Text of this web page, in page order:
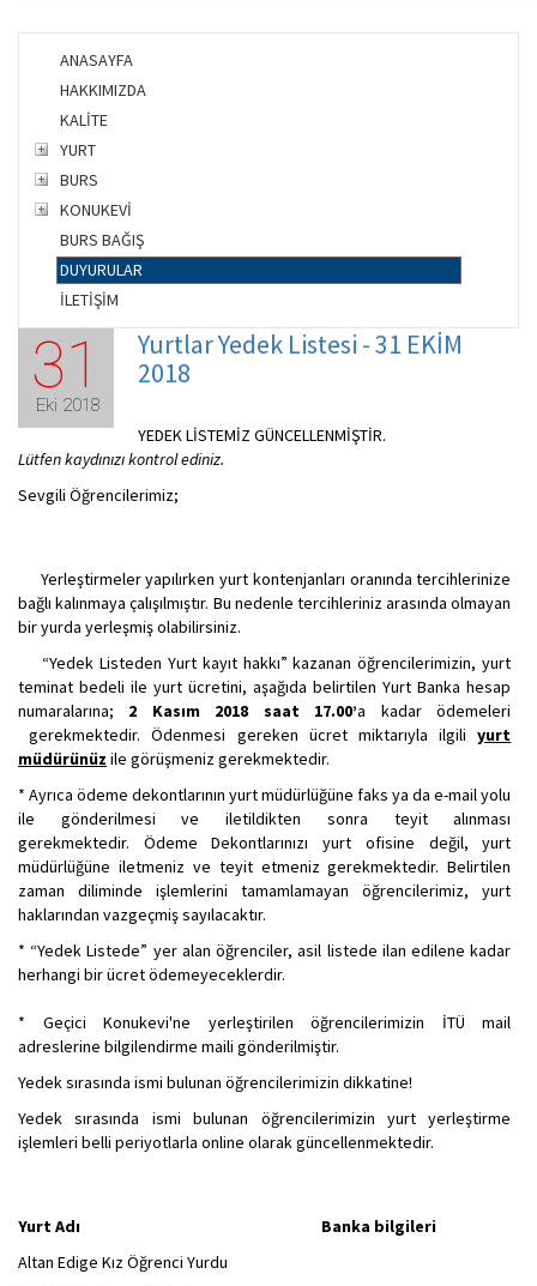
ANASAYFA
HAKKIMIZDA
KALİTE
YURT
BURS
KONUKEVİ
BURS BAĞIŞ
DUYURULAR
İLETİŞİM
31
Eki 2018
Yurtlar Yedek Listesi - 31 EKİM
2018
YEDEK LİSTEMİZ GÜNCELLENMİŞTİR.
Lütfen kaydınızı kontrol ediniz.
Sevgili Öğrencilerimiz;
Yerleştirmeler yapılırken yurt kontenjanları oranında tercihlerinize
bağlı kalınmaya çalışılmıştır. Bu nedenle tercihleriniz arasında olmayan
bir yurda yerleşmiş olabilirsiniz.
“Yedek Listeden Yurt kayıt hakkı” kazanan öğrencilerimizin, yurt
teminat bedeli ile yurt ücretini, aşağıda belirtilen Yurt Banka hesap
numaralarına; 2 Kasım 2018 saat 17.00’a kadar ödemeleri
gerekmektedir. Ödenmesi gereken ücret miktarıyla ilgiliyurt
müdürünüz ile görüşmeniz gerekmektedir.
* Ayrıca ödeme dekontlarının yurt müdürlüğüne faks ya da e-mail yolu
ile gönderilmesi ve iletildikten sonra teyit alınması
gerekmektedir. Ödeme Dekontlarınızı yurt ofisine değil, yurt
müdürlüğüne iletmeniz ve teyit etmeniz gerekmektedir. Belirtilen
zaman diliminde işlemlerini tamamlamayan öğrencilerimiz, yurt
haklarından vazgeçmiş sayılacaktır.
* “Yedek Listede” yer alan öğrenciler, asil listede ilan edilene kadar
herhangi bir ücret ödemeyeceklerdir.
* Geçici Konukevi'ne yerleştirilen öğrencilerimizin İTÜ mail
adreslerine bilgilendirme maili gönderilmiştir.
Yedek sırasında ismi bulunan öğrencilerimizin dikkatine!
Yedek sırasında ismi bulunan öğrencilerimizin yurt yerleştirme
işlemleri belli periyotlarla online olarak güncellenmektedir.
Yurt Adı Banka bilgileri
Altan Edige Kız Öğrenci Yurdu